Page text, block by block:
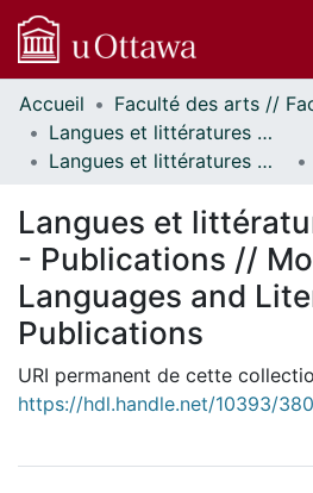
Communautés
et collections
Parcourir
À propos
Accueil
Langues et littératures modernes // Modern Languages and Literatures
Langues et littératures modernes - Publications // Modern Languages and Literatures - Publications
Langues et
- Publications //
Languages and
Publications
URI permanent de cette
https://hdl.handle.net/10393/